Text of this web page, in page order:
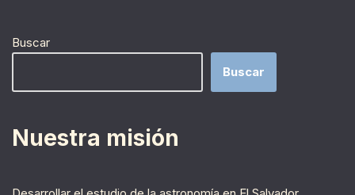
Buscar
Buscar
Nuestra misión